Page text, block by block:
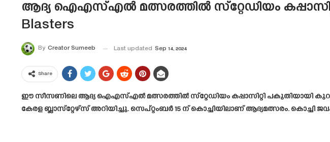
ആദ്യ ഐഎസ്എൽ മത്സരത്തിൽ സ്‌റ്റേഡിയം
Blasters
By Creator Sumeeb Last updated Sep 14, 2024
Share
ഈ സീസണിലെ ആദ്യ ഐഎസ്എൽ മത്സരത്തിൽ സ്‌റ്റേഡിയം കപ്പാസിറ്റി പകുതിയായി
കേരള ബ്ലാസ്‌റ്റേഴ്‌സ് അറിയിച്ചു. സെപ്റ്റംബർ 15 ന് കൊച്ചിയിലാണ് ആദ്യമത്സരം. കൊച്ചി